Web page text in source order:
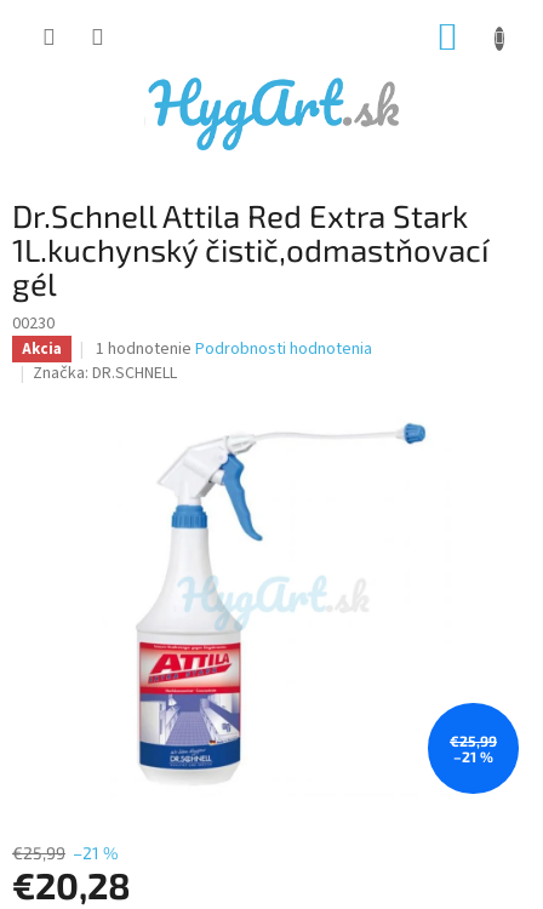
Dr.Schnell Attila Red Extra Stark
1L.kuchynský čistič,odmastňovací
gél
00230
Akcia
Priemerné
hodnotenie
hviezdičiek.
1 hodnotenie Podrobnosti hodnotenia
Značka: DR.SCHNELL
€25,99
–21 %
€25,99 –21 %
€20,28